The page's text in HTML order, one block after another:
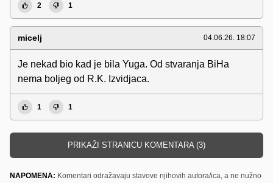
2 1
micelj 04.06.26. 18:07
Je nekad bio kad je bila Yuga. Od stvaranja BiHa
nema boljeg od R.K. Izvidjaca.
1 1
PRIKAŽI STRANICU KOMENTARA (3)
NAPOMENA: Komentari odražavaju stavove njihovih autora/ica, a ne nužno